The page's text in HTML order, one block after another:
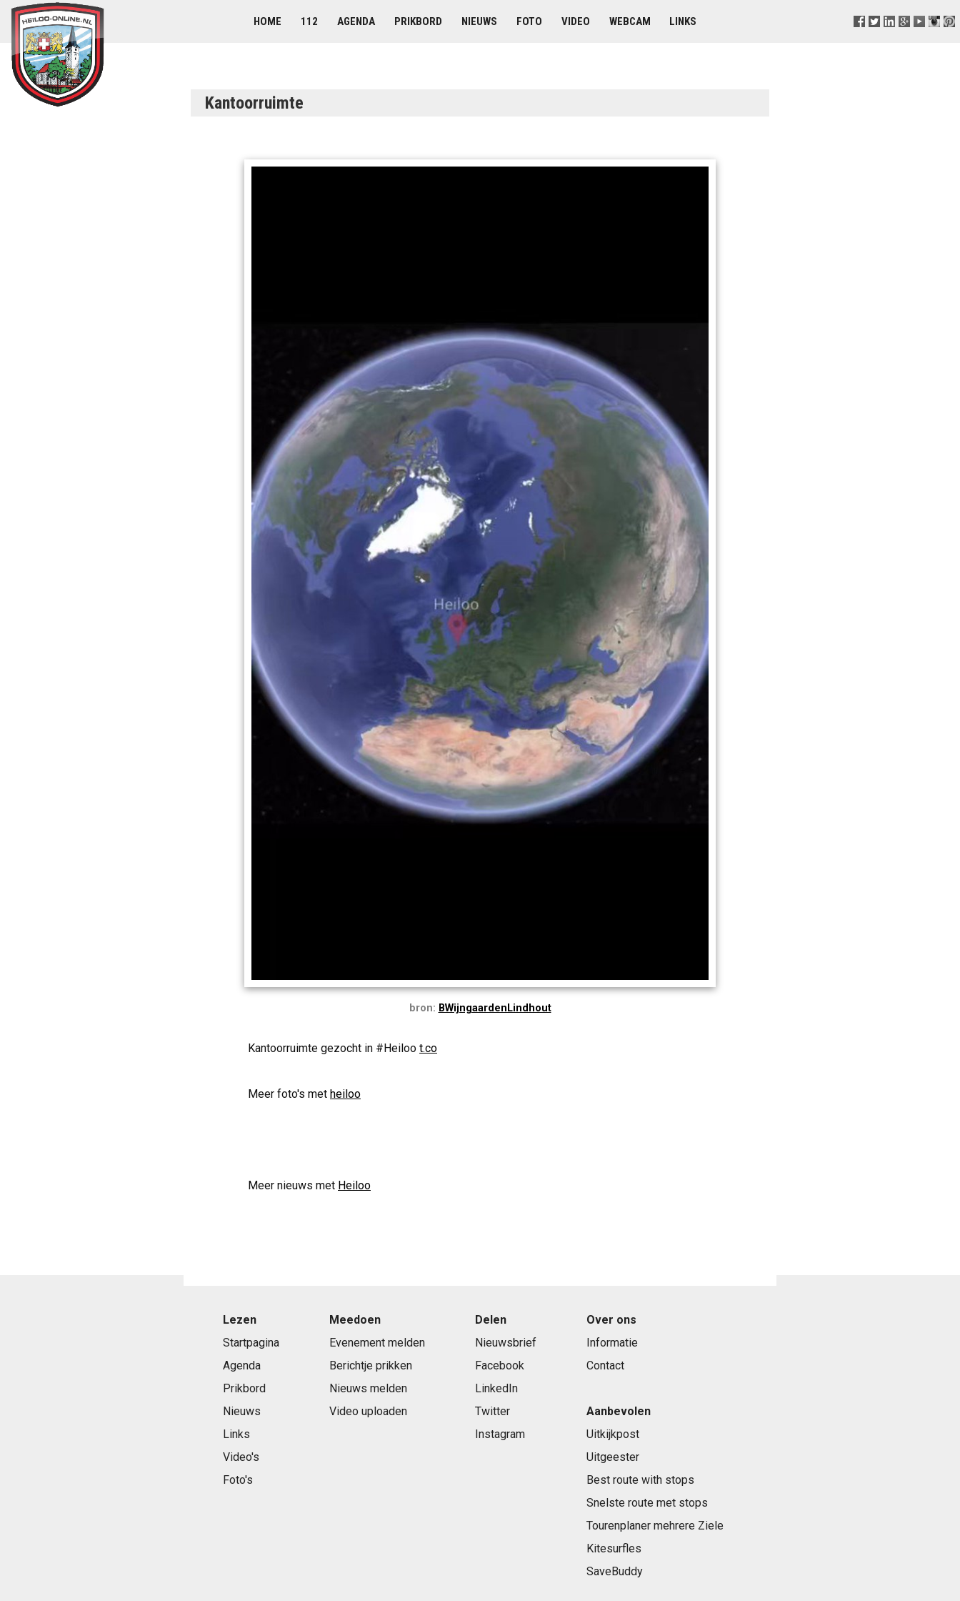
HOME 112 AGENDA PRIKBORD NIEUWS FOTO VIDEO WEBCAM LINKS
Kantoorruimte
bron: BWijngaardenLindhout
Kantoorruimte gezocht in #Heiloo t.co
Meer foto's met heiloo
Meer nieuws met Heiloo
Lezen
Startpagina
Agenda
Prikbord
Nieuws
Links
Video's
Foto's
Meedoen
Evenement melden
Berichtje prikken
Nieuws melden
Video uploaden
Delen
Nieuwsbrief
Facebook
LinkedIn
Twitter
Instagram
Over ons
Informatie
Contact
Aanbevolen
Uitkijkpost
Uitgeester
Best route with stops
Snelste route met stops
Tourenplaner mehrere Ziele
Kitesurfles
SaveBuddy